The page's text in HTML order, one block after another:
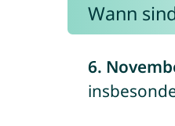
Wann
6.